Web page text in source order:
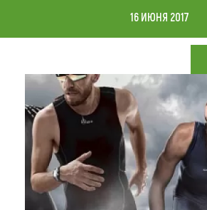
Карта
Что привезти (сувениры)
О регионе
Коллекция впечатлений
Другие рубрики
16 ИЮНЯ 2017